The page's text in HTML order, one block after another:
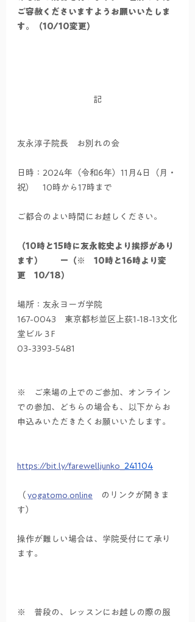
ご容赦くださいますようお願いいたしま
す。（10/10変更）
記
友永淳子院長　お別れの会
日時：2024年（令和6年）11月4日（月・
祝）　10時から17時まで
ご都合のよい時間にお越しください。
（10時と15時に友永乾史より挨拶があり
ます）
ー（※　10時と16時より変
更　10/18）
場所：友永ヨーガ学院
167-0043　東京都杉並区上荻1-18-13文化
堂ビル３F
03-3393-5481
※　ご来場の上でのご参加、オンライン
での参加、どちらの場合も、以下からお
申込みいただきたくお願いいたします。
https://bit.ly/farewelljunko_ 241104
（ yogatomo.online のリンクが開きま
す）
操作が難しい場合は、学院受付にて承り
ます。
※　普段の、レッスンにお越しの際の服